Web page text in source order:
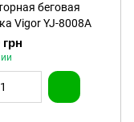
беговая
Vigor YJ-8008A
грн